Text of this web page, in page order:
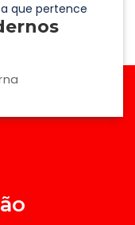
que pertence